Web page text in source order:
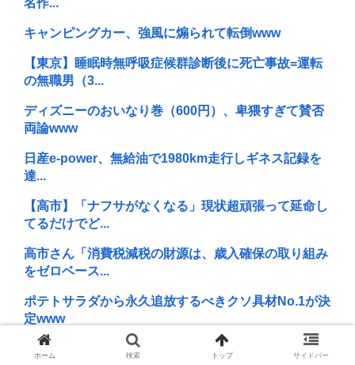
名作...
キャンピングカー、強風に煽られて転倒www
【東京】睡眠時無呼吸症候群診断後に死亡事故=運転
の無職男（3...
ディズニーのおいなり巻（600円）、卑猥すぎて賛否
両論www
日産e-power、無給油で1980km走行しギネス記録を
達...
【高市】「ナフサがなくなる」現状超頑張って延命し
てるだけでど...
高市さん「消費税減税の財源は、歳入確保の取り組み
をゼロベース...
ポテトサラダから永久追放するべきクソ具材No.1が決
定www
パチ●コ中毒者の99%はアニメに興味ないし、いつも
ホーム 検索 トップ サイドバー